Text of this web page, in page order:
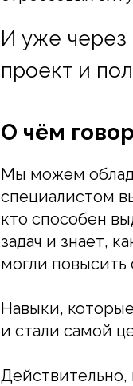
И уже через
проект и
О чём
Мы можем
специалистом
кто способен
задач и знает,
могли повысить
Навыки,
и стали самой